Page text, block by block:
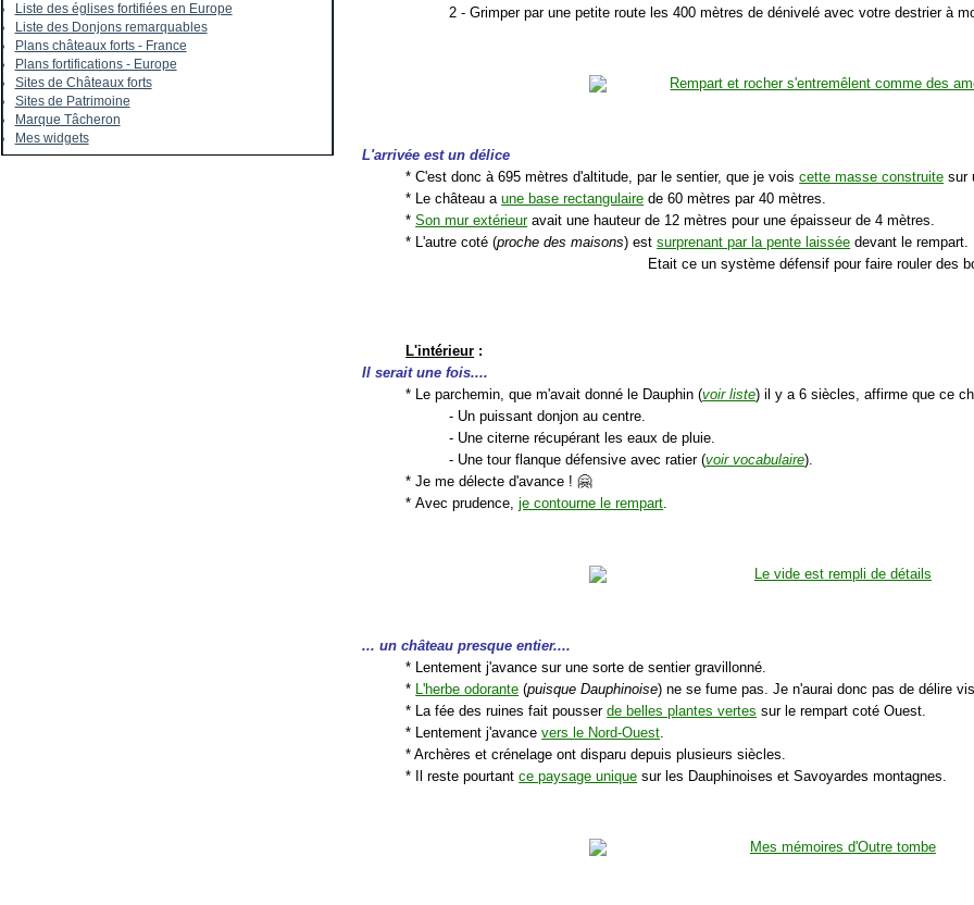
Liste des églises fortifiées en Europe
Liste des Donjons remarquables
Plans châteaux forts - France
Plans fortifications - Europe
Sites de Châteaux forts
Sites de Patrimoine
Marque Tâcheron
Mes widgets
2 - Grimper par une petite route les 400 mètres de dénivelé avec votre destrier à
L'arrivée est un délice
* C'est donc à 695 mètres d'altitude, par le sentier, que je voiscette masse construite sur
* Le château aune base rectangulaire de 60 mètres par 40 mètres.
*Son mur extérieuravait une hauteur de 12 mètres pour une épaisseur de 4 mètres.
* L'autre coté (proche des maisons) estsurprenant par la pente laissée devant le rempart.
Etait ce un système défensif pour faire rouler des
L'intérieur :
Il serait une fois....
* Le parchemin, que m'avait donné le Dauphin (voir liste) il y a 6 siècles, affirme que ce
- Un puissant donjon au centre.
- Une citerne récupérant les eaux de pluie.
- Une tour flanque défensive avec ratier (voir vocabulaire).
* Je me délecte d'avance ! 🤗
* Avec prudence,je contourne le rempart
... un château presque entier....
* Lentement j'avance sur une sorte de sentier gravillonné.
*
L'herbe odorante (puisque Dauphinoise) ne se fume pas. Je n'aurai donc pas de délire
* La fée des ruines fait pousserde belles plantes vertes sur le rempart coté Ouest.
* Lentement j'avancevers le Nord-Ouest
* Archères et crénelage ont disparu depuis plusieurs siècles.
* Il reste pourtantce paysage unique sur les Dauphinoises et Savoyardes montagnes.